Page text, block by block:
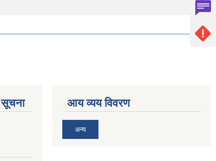
सूचना आय व्यय विवरण
अन्य